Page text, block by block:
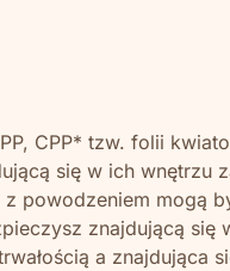
CPP* tzw. folii
się w ich wnętrzu
powodzeniem mogą
znajdującą się
a znajdująca